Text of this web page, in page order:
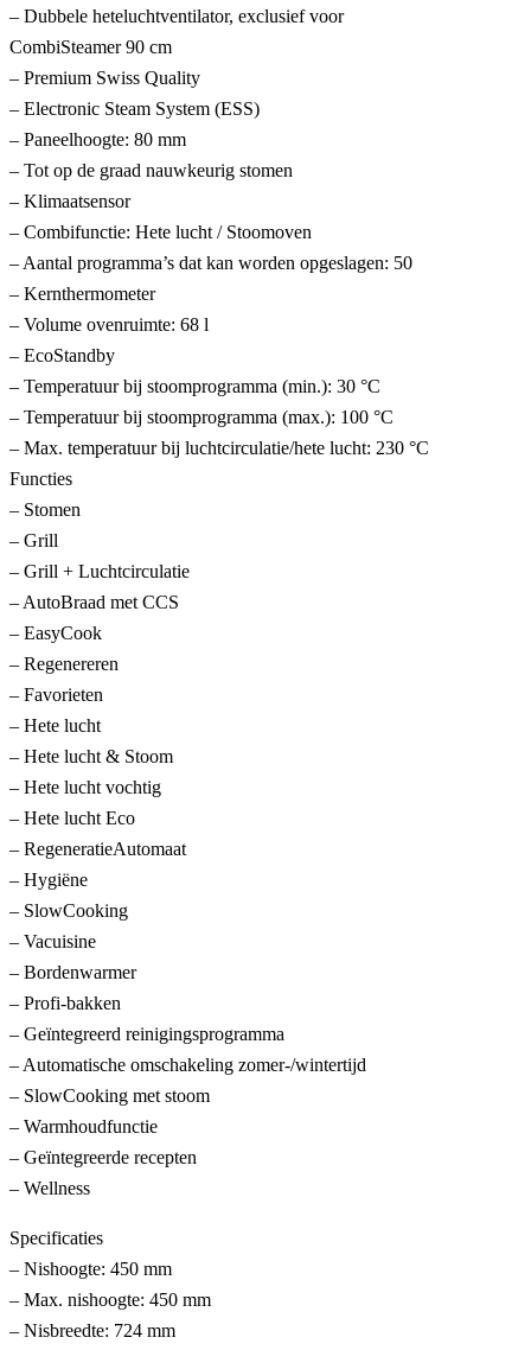
– Dubbele heteluchtventilator, exclusief voor
CombiSteamer 90 cm
– Premium Swiss Quality
– Electronic Steam System (ESS)
– Paneelhoogte: 80 mm
– Tot op de graad nauwkeurig stomen
– Klimaatsensor
– Combifunctie: Hete lucht / Stoomoven
– Aantal programma’s dat kan worden opgeslagen: 50
– Kernthermometer
– Volume ovenruimte: 68 l
– EcoStandby
– Temperatuur bij stoomprogramma (min.): 30 °C
– Temperatuur bij stoomprogramma (max.): 100 °C
– Max. temperatuur bij luchtcirculatie/hete lucht: 230 °C
Functies
– Stomen
– Grill
– Grill + Luchtcirculatie
– AutoBraad met CCS
– EasyCook
– Regenereren
– Favorieten
– Hete lucht
– Hete lucht & Stoom
– Hete lucht vochtig
– Hete lucht Eco
– RegeneratieAutomaat
– Hygiëne
– SlowCooking
– Vacuisine
– Bordenwarmer
– Profi-bakken
– Geïntegreerd reinigingsprogramma
– Automatische omschakeling zomer-/wintertijd
– SlowCooking met stoom
– Warmhoudfunctie
– Geïntegreerde recepten
– Wellness
Specificaties
– Nishoogte: 450 mm
– Max. nishoogte: 450 mm
– Nisbreedte: 724 mm